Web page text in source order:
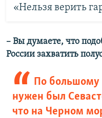
«Нельзя верить
– Вы думаете, что
России захватить
По большому
нужен был
что на Черном